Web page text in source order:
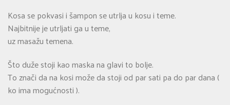
Kosa se pokvasi i šampon se utrlja u kosu i teme.
Najbitnije je utrljati ga u teme,
uz masažu temena.
Što duže stoji kao maska na glavi to bolje.
To znači da na kosi može da stoji od par sati pa do par dana (
ko ima mogućnosti ).